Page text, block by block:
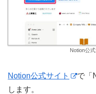
Notion公
Notion公式サイト
で「
します。